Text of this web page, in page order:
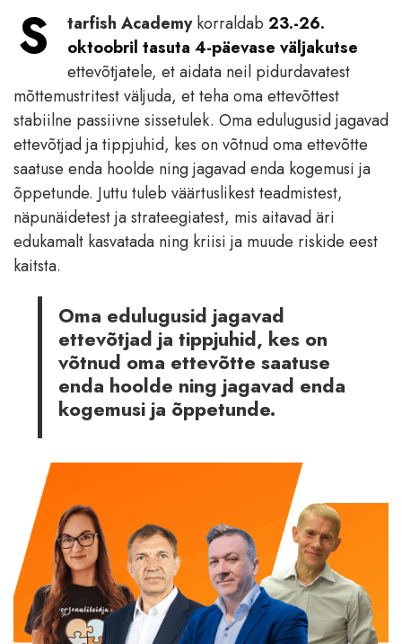
S tarfish Academykorraldab 23.-26.
oktoobril tasuta 4-päevase väljakutse
ettevõtjatele, et aidata neil pidurdavatest
mõttemustritest väljuda, et teha oma ettevõttest
stabiilne passiivne sissetulek. Oma edulugusid jagavad
ettevõtjad ja tippjuhid, kes on võtnud oma ettevõtte
saatuse enda hoolde ning jagavad enda kogemusi ja
õppetunde. Juttu tuleb väärtuslikest teadmistest,
näpunäidetest ja strateegiatest, mis aitavad äri
edukamalt kasvatada ning kriisi ja muude riskide eest
kaitsta.
Oma edulugusid jagavad
ettevõtjad ja tippjuhid, kes on
võtnud oma ettevõtte saatuse
enda hoolde ning jagavad enda
kogemusi ja õppetunde.